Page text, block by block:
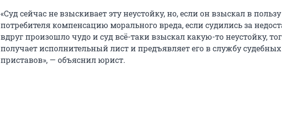
«Суд сейчас не взыскивает эту неустойку, но, если он взыскал в пользу
потребителя компенсацию морального вреда, если судились за
вдруг произошло чудо и суд всё-таки взыскал какую-то неустойку,
получает исполнительный лист и предъявляет его в службу судебных
приставов», — объяснил юрист.